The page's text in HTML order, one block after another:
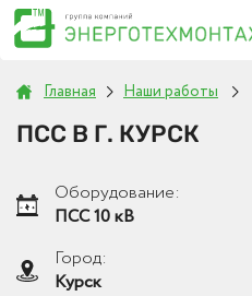
Главная Наши работы
ПСС В Г. КУРСК
Оборудование:
ПСС 10 кВ
Город:
Курск